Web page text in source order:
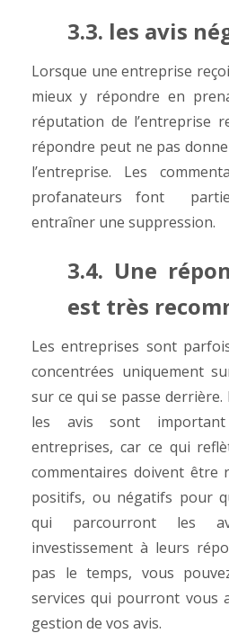
3.3. les avis
Lorsque une entreprise
mieux y répondre en
réputation de l’entreprise
répondre peut ne pas
l’entreprise. Les
profanateurs font
entraîner une suppression.
3.4. Une
est très
Les entreprises sont
concentrées uniquement
sur ce qui se passe
les avis sont
entreprises, car ce qui
commentaires doivent être
positifs, ou négatifs pour
qui parcourront les
investissement à leurs
pas le temps, vous
services qui pourront vous
gestion de vos avis.